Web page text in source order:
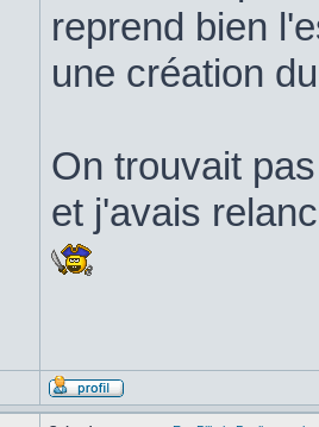
reprend bien
une création
On trouvait
et j'avais